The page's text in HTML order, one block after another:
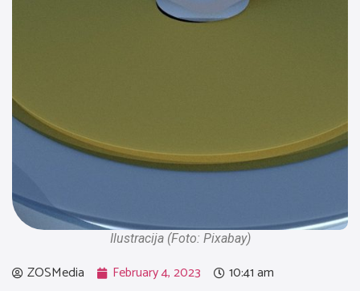
Ilustracija (Foto: Pixabay)
ZOSMedia February 4, 2023 10:41 am